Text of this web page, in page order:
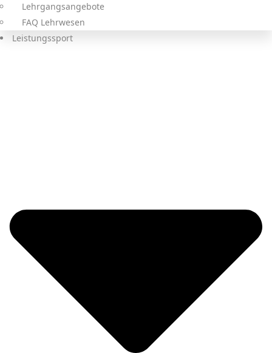
Lehrgangsangebote
FAQ Lehrwesen
Leistungssport